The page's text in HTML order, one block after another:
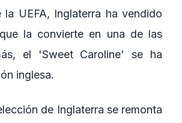
UEFA, Inglaterra ha vendido
la convierte en una de las
el 'Sweet Caroline' se ha
inglesa.
de Inglaterra se remonta